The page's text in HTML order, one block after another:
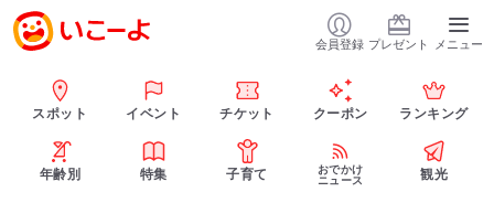
会員登録 プレゼント メニュー
スポット イベント チケット クーポン ランキング
年齢別 特集 子育て
おでかけ
ニュース
観光